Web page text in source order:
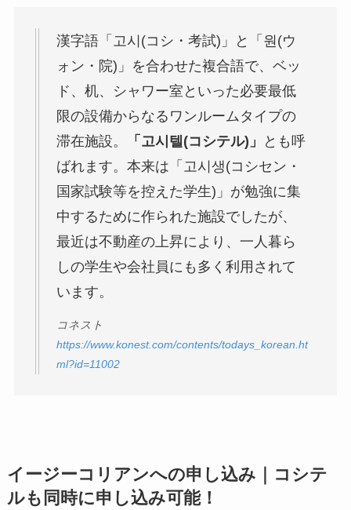
漢字語「고시(コシ・考試)」と「원(ウ
ォン・院)」を合わせた複合語で、ベッ
ド、机、シャワー室といった必要最低
限の設備からなるワンルームタイプの
滞在施設。
「고시텔(コシテル)」
とも呼
ばれます。本来は「고시생(コシセン・
国家試験等を控えた学生)」が勉強に集
中するために作られた施設でしたが、
最近は不動産の上昇により、一人暮ら
しの学生や会社員にも多く利用されて
います。
コネスト
https://www.konest.com/contents/todays_korean.ht
ml?id=11002
イージーコリアンへの申し込み｜コシテ
ルも同時に申し込み可能！